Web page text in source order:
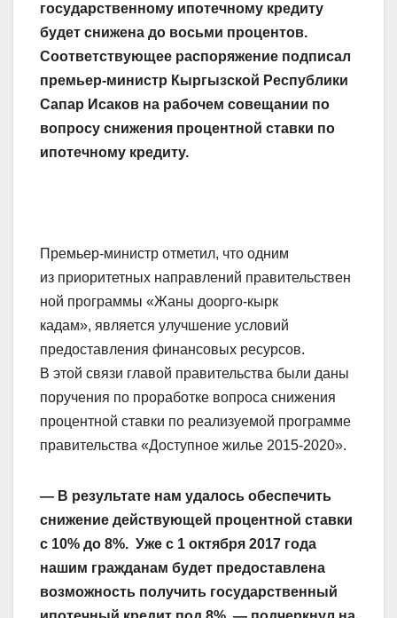
государственному ипотечному кредиту
будет снижена до восьми процентов.
Соответствующее распоряжение подписал
премьер-министр Кыргызской Республики
Сапар Исаков на рабочем совещании по
вопросу снижения процентной ставки по
ипотечному кредиту.
Премьер-министр отметил, что одним
из приоритетных направлений правительствен
ной программы «Жаны доорго-кырк
кадам», является улучшение условий
предоставления финансовых ресурсов.
В этой связи главой правительства были даны
поручения по проработке вопроса снижения
процентной ставки по реализуемой программе
правительства «Доступное жилье 2015-2020».
— В результате нам удалось обеспечить
снижение действующей процентной ставки
с 10% до 8%. Уже с 1 октября 2017 года
нашим гражданам будет предоставлена
возможность получить государственный